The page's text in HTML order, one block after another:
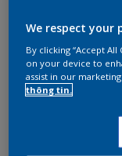
We respect your
By clicking “Accept
on your device to
assist in our
thông tin.